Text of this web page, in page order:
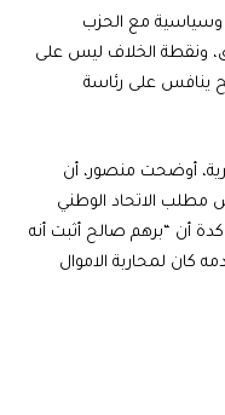
وسياسية مع الحزب
ونقطة الخلاف ليس على
ينافس على رئاسة
أوضحت منصور، أن
مطلب الاتحاد الوطني
أن “برهم صالح أثبت أنه
كان لمحاربة الاموال